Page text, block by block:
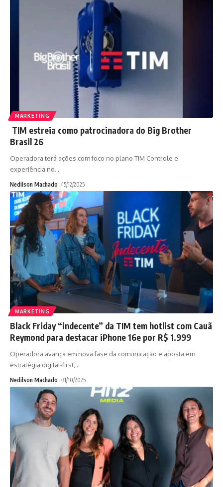
MARKETING
TIM estreia como patrocinadora do Big Brother
Brasil 26
Operadora terá ações com foco no plano TIM Controle e
experiência no…
Nedilson Machado 15/12/2025
MARKETING
Black Friday “indecente” da TIM tem hotlist com Cauã
Reymond para destacar iPhone 16e por R$ 1.999
Operadora avança em nova fase da comunicação e aposta em
estratégia digital-first, …
Nedilson Machado 31/10/2025